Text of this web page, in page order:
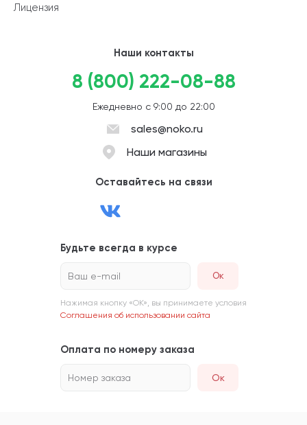
Лицензия
Наши контакты
8 (800) 222-08-88
Ежедневно с 9:00 до 22:00
sales@noko.ru
Наши магазины
Оставайтесь на связи
Будьте всегда в курсе
Ваш e-mail
Нажимая кнопку «ОК», вы принимаете условия
Соглашения об использовании сайта
Оплата по номеру заказа
Номер заказа Ок